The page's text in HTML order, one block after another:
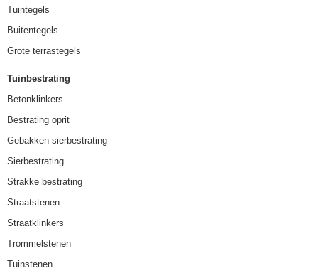
Tuintegels
Buitentegels
Grote terrastegels
Tuinbestrating
Betonklinkers
Bestrating oprit
Gebakken sierbestrating
Sierbestrating
Strakke bestrating
Straatstenen
Straatklinkers
Trommelstenen
Tuinstenen